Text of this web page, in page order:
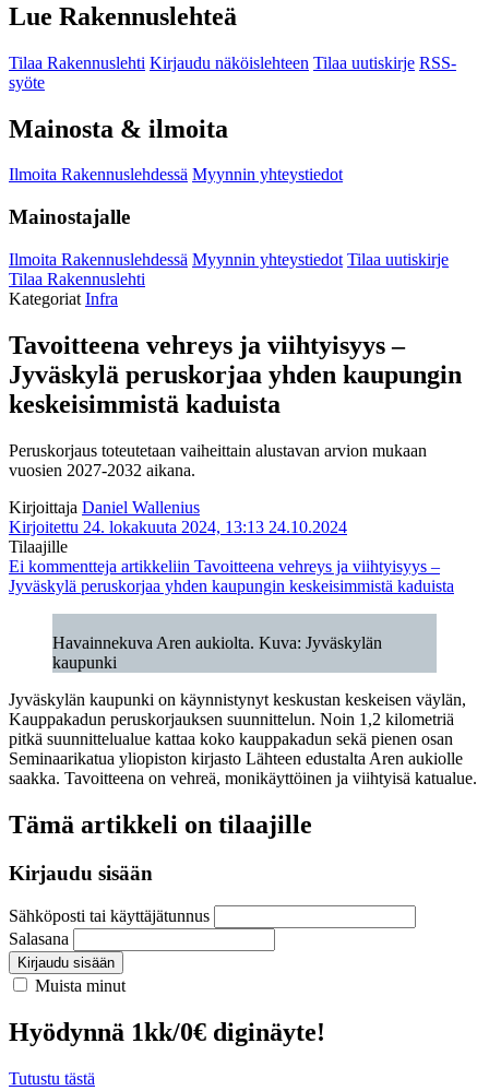
Lue Rakennuslehteä
Tilaa Rakennuslehti Kirjaudu näköislehteen Tilaa uutiskirje RSS-
syöte
Mainosta & ilmoita
Ilmoita Rakennuslehdessä Myynnin yhteystiedot
Mainostajalle
Ilmoita Rakennuslehdessä Myynnin yhteystiedot Tilaa uutiskirje
Tilaa Rakennuslehti
Kategoriat Infra
Tavoitteena vehreys ja viihtyisyys –
Jyväskylä peruskorjaa yhden kaupungin
keskeisimmistä kaduista
Peruskorjaus toteutetaan vaiheittain alustavan arvion mukaan
vuosien 2027-2032 aikana.
Kirjoittaja Daniel Wallenius
Kirjoitettu 24. lokakuuta 2024, 13:13 24.10.2024
Tilaajille
Ei kommentteja artikkeliin Tavoitteena vehreys ja viihtyisyys –
Jyväskylä peruskorjaa yhden kaupungin keskeisimmistä kaduista
Havainnekuva Aren aukiolta. Kuva: Jyväskylän
kaupunki
Jyväskylän kaupunki on käynnistynyt keskustan keskeisen väylän,
Kauppakadun peruskorjauksen suunnittelun. Noin 1,2 kilometriä
pitkä suunnittelualue kattaa koko kauppakadun sekä pienen osan
Seminaarikatua yliopiston kirjasto Lähteen edustalta Aren aukiolle
saakka. Tavoitteena on vehreä, monikäyttöinen ja viihtyisä katualue.
Tämä artikkeli on tilaajille
Kirjaudu sisään
Sähköposti tai käyttäjätunnus
Salasana
Kirjaudu sisään
Muista minut
Hyödynnä 1kk/0€ diginäyte!
Tutustu tästä